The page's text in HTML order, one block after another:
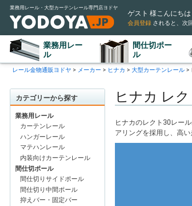
業務用レール・大型カーテンレール専門店ヨドヤ
ゲスト 様こんにちは
会員登録 されると 、次
業務用レー
ル
間仕切ポー
ル
レール金物通販ヨドヤ メーカー ヒナカ 大型カーテンレール
カテゴリーから探す
業務用レール
カーテンレール
ハンガーレール
マテハンレール
内装向けカーテンレール
間仕切ポール
間仕切りサイドポール
間仕切り中間ポール
抑えバー・固定バー
ヒナカ レ
ヒナカのレクト30レー
アリングを採用し、高